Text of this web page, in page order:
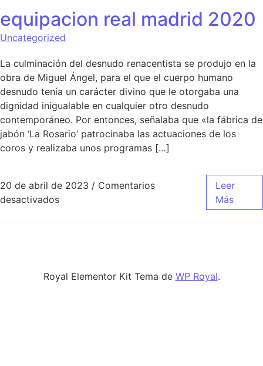
equipacion real madrid 2020
Uncategorized
La culminación del desnudo renacentista se produjo en la
obra de Miguel Ángel, para el que el cuerpo humano
desnudo tenía un carácter divino que le otorgaba una
dignidad inigualable en cualquier otro desnudo
contemporáneo. Por entonces, señalaba que «la fábrica de
jabón ‘La Rosario’ patrocinaba las actuaciones de los
coros y realizaba unos programas […]
20 de abril de 2023 / Comentarios
desactivadosen equipacion real madrid 2020
Leer
Más
Royal Elementor Kit Tema de WP Royal.